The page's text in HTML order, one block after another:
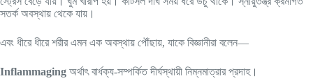
সতর্ক অবস্থায় থেকে যায়।
এবং ধীরে ধীরে শরীর এমন এক অবস্থায় পৌঁছায়, যাকে বিজ্ঞানীরা বলেন—
Inflammaging অর্থাৎ বার্ধক্য-সম্পর্কিত দীর্ঘস্থায়ী নিম্নমাত্রার প্রদাহ।